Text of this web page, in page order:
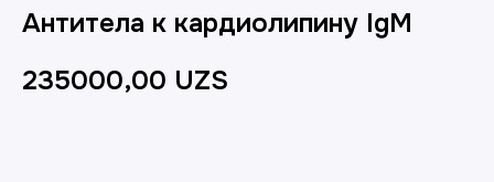
Антитела к кардиолипину IgM
235000,00 UZS